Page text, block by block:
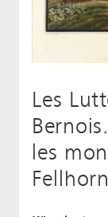
Les
les